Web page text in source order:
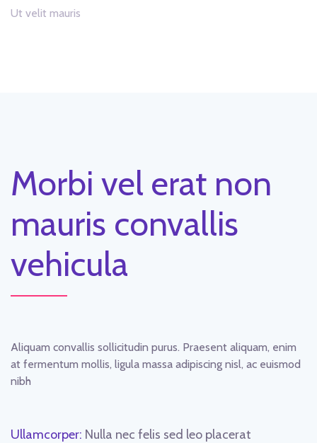
Ut velit mauris
Morbi vel erat non
mauris convallis
vehicula
Aliquam convallis sollicitudin purus. Praesent aliquam, enim
at fermentum mollis, ligula massa adipiscing nisl, ac euismod
nibh
Ullamcorper: Nulla nec felis sed leo placerat